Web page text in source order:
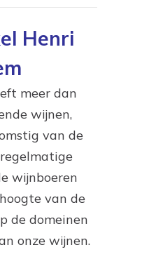
Henri
meer dan
wijnen,
van de
wijnboeren
van de
de domeinen
onze wijnen.